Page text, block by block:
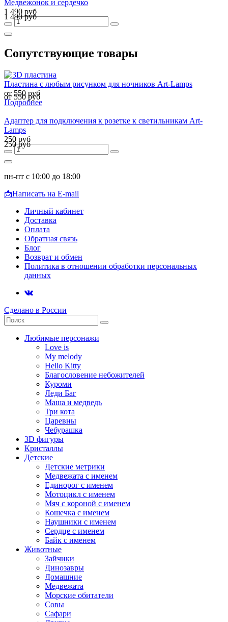
Медвежонок и сердечко
1 490 руб
1 490 руб
Сопутствующие товары
Пластина с любым рисунком для ночников Art-Lamps
от 550 руб
от 550 руб
Подробнее
Адаптер для подключения к розетке к светильникам Art-
Lamps
250 руб
250 руб
пн-пт с 10:00 до 18:00
📩Написать на E-mail
Личный кабинет
Доставка
Оплата
Обратная связь
Блог
Возврат и обмен
Политика в отношении обработки персональных
данных
Сделано в России
Любимые персонажи
Love is
My melody
Hello Kitty
Благословение небожителей
Куроми
Леди Баг
Маша и медведь
Три кота
Царевны
Чебурашка
3D фигуры
Кристаллы
Детские
Детские метрики
Медвежата с именем
Единорог с именем
Мотоцикл с именем
Мяч с короной с именем
Кошечка с именем
Наушники с именем
Сердце с именем
Байк с именем
Животные
Зайчики
Динозавры
Домашние
Медвежата
Морские обитатели
Совы
Сафари